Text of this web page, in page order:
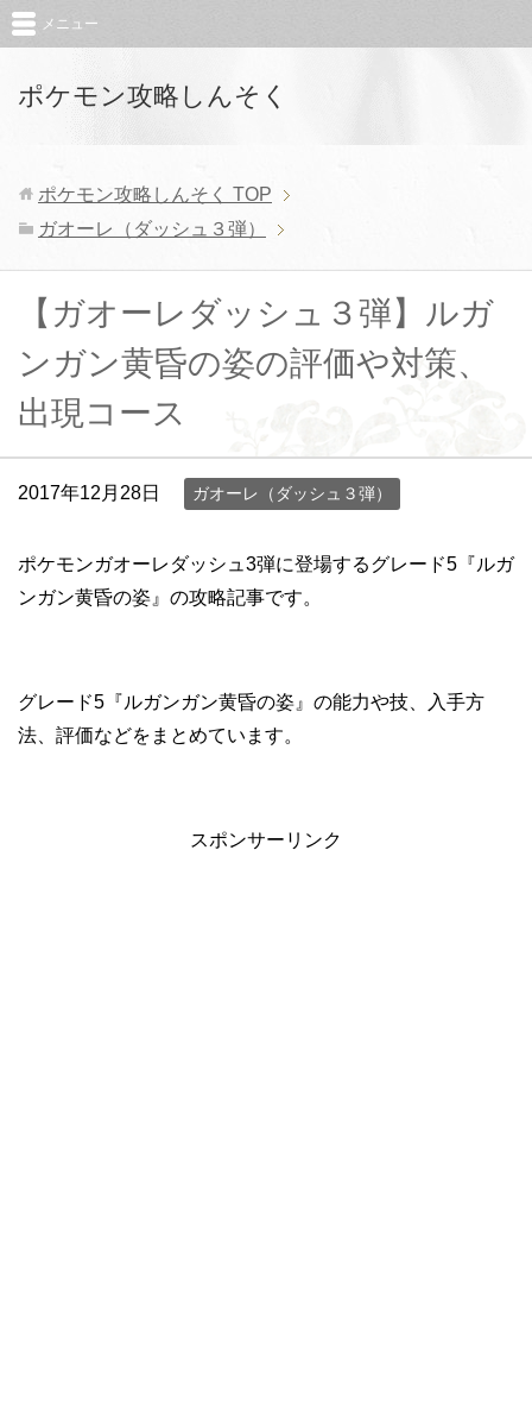
ポケモン攻略しんそく
メニュー
ポケモン攻略しんそく TOP
ガオーレ（ダッシュ３弾）
【ガオーレダッシュ３弾】ルガ
ンガン黄昏の姿の評価や対策、
出現コース
2017年12月28日 ガオーレ（ダッシュ３弾）
ポケモンガオーレダッシュ3弾に登場するグレード5『ルガ
ンガン黄昏の姿』の攻略記事です。
グレード5『ルガンガン黄昏の姿』の能力や技、入手方
法、評価などをまとめています。
スポンサーリンク